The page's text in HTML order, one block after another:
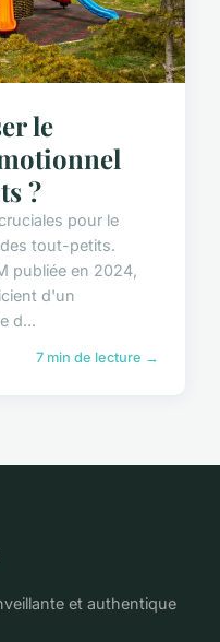
le
?
pour le
tout-petits.
publiée en 2024,
d'un
d...
7 min de lecture →
et authentique